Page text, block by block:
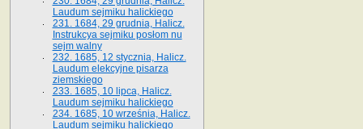
Laudum sejmiku halickiego
231. 1684, 29 grudnia, Halicz.
Instrukcya sejmiku posłom nu
sejm walny
232. 1685, 12 stycznia, Halicz.
Laudum elekcyjne pisarza
ziemskiego
233. 1685, 10 lipca, Halicz.
Laudum sejmiku halickiego
234. 1685, 10 września, Halicz.
Laudum sejmiku halickiego